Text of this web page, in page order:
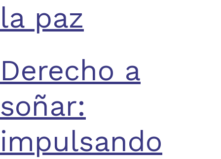
la paz
Derecho a
soñar:
impulsando